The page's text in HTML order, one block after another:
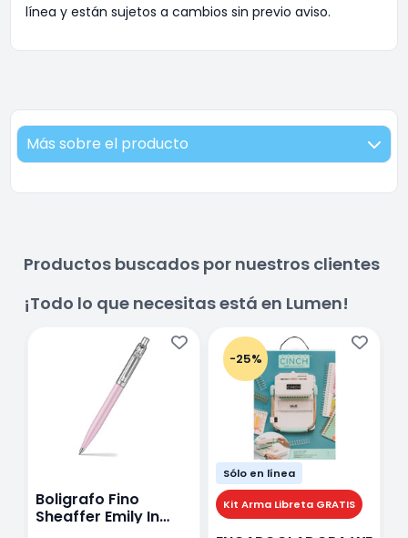
línea y están sujetos a cambios sin previo aviso.
Más sobre el producto
Productos buscados por nuestros clientes
¡Todo lo que necesitas está en Lumen!
Boligrafo Fino
Sheaffer Emily In
-25%
Sólo en línea
Kit Arma Libreta GRATIS